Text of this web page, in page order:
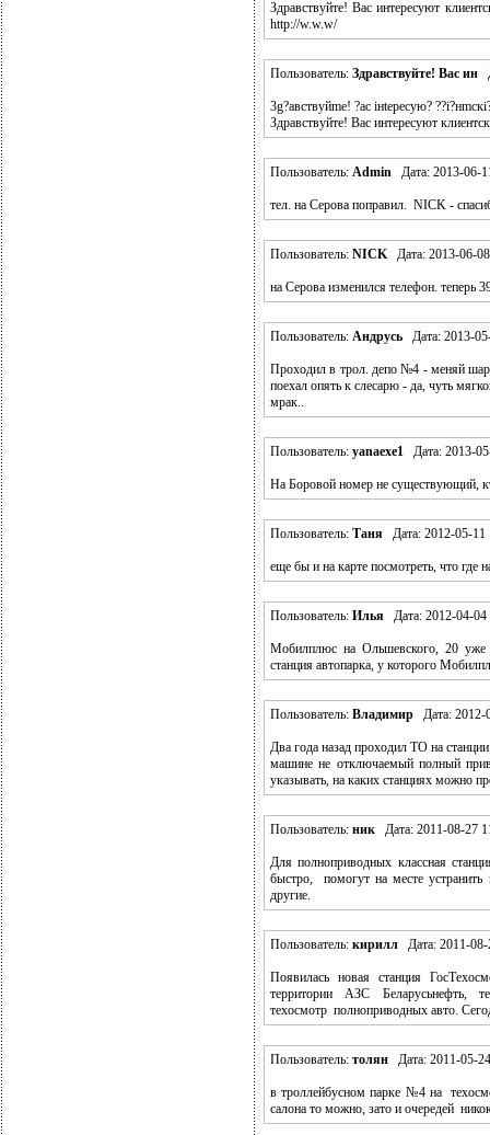
Здравствуйте! Вас интересуют
http://w.w.w/
Пользователь: Здравствуйте! Вас ин
3g?aвcтвyйme! ?aс iнteрecyю?
Здравствуйте! Вас интересуют
Пользователь: Admin Дата: 2013-06-
тел. на Серова поправил. NICK -
Пользователь: NICKДата: 2013-06-08
на Серова изменился телефон. теперь
Пользователь: Андрусь Дата: 2013-
Проходил в трол. депо №4 - меняй
поехал опять к слесарю - да, чуть
мрак..
Пользователь: yanaexe1 Дата: 2013-
На Боровой номер не существующий,
Пользователь: Таня Дата: 2012-05-11
еще бы и на карте посмотреть, что
Пользователь: Илья Дата: 2012-04-04
Мобилплюс на Ольшевского, 20 уже
станция автопарка, у которого
Пользователь: Владимир Дата: 2012-
Два года назад проходил ТО на
машине не отключаемый полный
указывать, на каких станциях можно
Пользователь: ник Дата: 2011-08-27
Для полноприводных классная
быстро, помогут на месте
другие.
Пользователь: кирилл Дата: 2011-
Появилась новая станция
территории АЗС Беларусьнефть,
техосмотр полноприводных авто.
Пользователь: толян Дата: 2011-05-
в троллейбусном парке №4 на
салона то можно, зато и очередей